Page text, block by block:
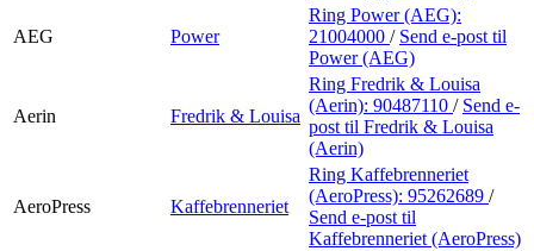
AEG Power
Ring Power (AEG):
21004000 / Send e-post til
Power (AEG)
Aerin Fredrik & Louisa
Ring Fredrik & Louisa
(Aerin): 90487110 / Send e-
post til Fredrik & Louisa
(Aerin)
AeroPress Kaffebrenneriet
Ring Kaffebrenneriet
(AeroPress): 95262689 /
Send e-post til
Kaffebrenneriet (AeroPress)